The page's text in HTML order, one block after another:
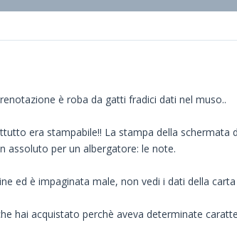
è roba da gatti fradici dati nel muso..
era stampabile!! La stampa della
assoluto per un albergatore: le note.
ed è impaginata male, non vedi i dati della
hai acquistato perchè aveva determinate